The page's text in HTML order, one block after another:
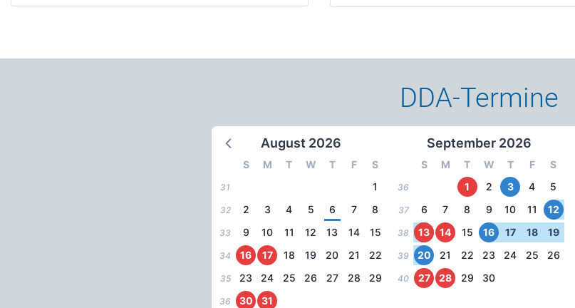
DDA-Termine
August 2026
S M T W T F S
31 1
32 2 3 4 5 6 7 8
33 9 10 11 12 13 14 15
34 16 17 18 19 20 21 22
35 23 24 25 26 27 28 29
36 30 31
September 2026
S M T W T F S
36 1 2 3 4 5
37 6 7 8 9 10 11 12
38 13 14 15 16 17 18 19
39 20 21 22 23 24 25 26
40 27 28 29 30